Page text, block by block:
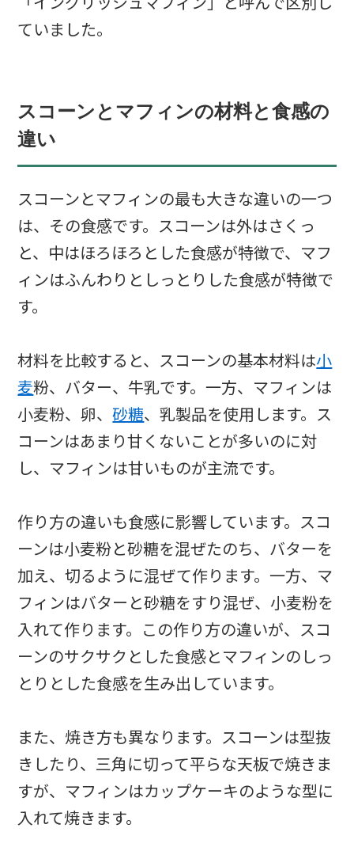
ていました。
スコーンとマフィンの材料と食感の
違い
スコーンとマフィンの最も大きな違いの一つ
は、その食感です。スコーンは外はさくっ
と、中はほろほろとした食感が特徴で、マフ
ィンはふんわりとしっとりした食感が特徴で
す。
材料を比較すると、スコーンの基本材料は小
麦粉、バター、牛乳です。一方、マフィンは
小麦粉、卵、砂糖、乳製品を使用します。ス
コーンはあまり甘くないことが多いのに対
し、マフィンは甘いものが主流です。
作り方の違いも食感に影響しています。スコ
ーンは小麦粉と砂糖を混ぜたのち、バターを
加え、切るように混ぜて作ります。一方、マ
フィンはバターと砂糖をすり混ぜ、小麦粉を
入れて作ります。この作り方の違いが、スコ
ーンのサクサクとした食感とマフィンのしっ
とりとした食感を生み出しています。
また、焼き方も異なります。スコーンは型抜
きしたり、三角に切って平らな天板で焼きま
すが、マフィンはカップケーキのような型に
入れて焼きます。